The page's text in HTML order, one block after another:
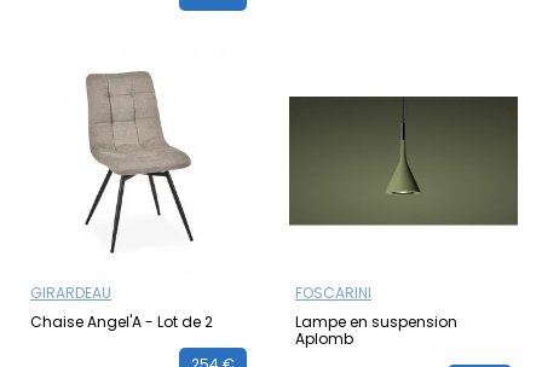
GIRARDEAU
Chaise Angel'A - Lot de 2
FOSCARINI
Lampe en suspension
Aplomb